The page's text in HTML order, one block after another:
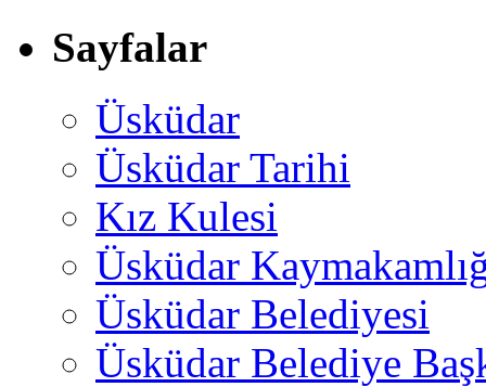
Sayfalar
Üsküdar
Üsküdar Tarihi
Kız Kulesi
Üsküdar
Üsküdar Belediyesi
Üsküdar Belediye